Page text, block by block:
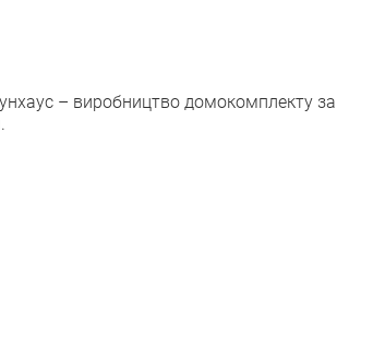
– виробництво домокомплекту за